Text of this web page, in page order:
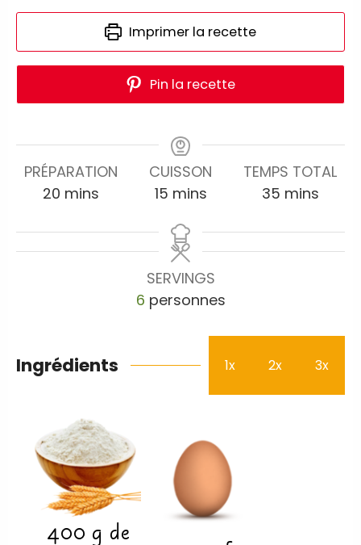
Imprimer la recette
Pin la recette
PRÉPARATION
20 mins
CUISSON
15 mins
TEMPS TOTAL
35 mins
SERVINGS
6 personnes
Ingrédients 1x 2x 3x
400 g de